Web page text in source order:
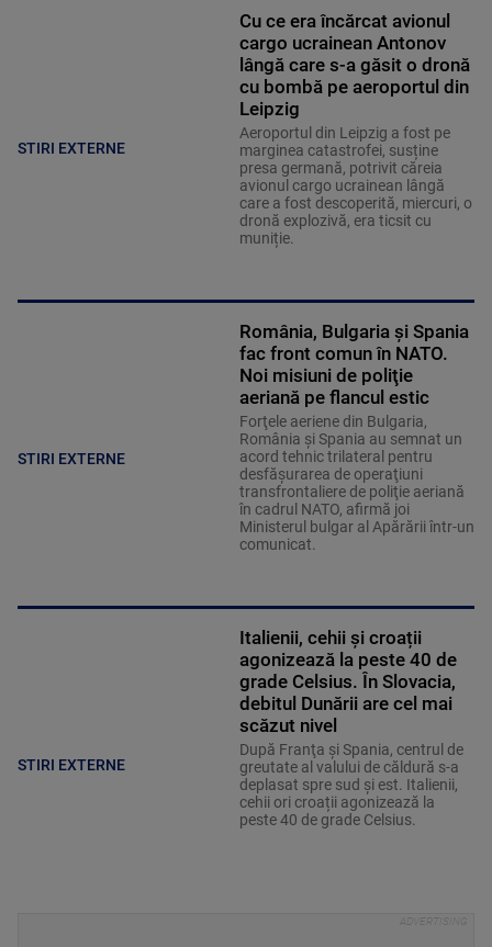
STIRI EXTERNE
Cu ce era încărcat avionul
cargo ucrainean Antonov
lângă care s-a găsit o dronă
cu bombă pe aeroportul din
Leipzig
Aeroportul din Leipzig a fost pe
marginea catastrofei, susține
presa germană, potrivit căreia
avionul cargo ucrainean lângă
care a fost descoperită, miercuri, o
dronă explozivă, era ticsit cu
muniție.
STIRI EXTERNE
România, Bulgaria şi Spania
fac front comun în NATO.
Noi misiuni de poliţie
aeriană pe flancul estic
Forţele aeriene din Bulgaria,
România şi Spania au semnat un
acord tehnic trilateral pentru
desfăşurarea de operaţiuni
transfrontaliere de poliţie aeriană
în cadrul NATO, afirmă joi
Ministerul bulgar al Apărării într-un
comunicat.
STIRI EXTERNE
Italienii, cehii și croații
agonizează la peste 40 de
grade Celsius. În Slovacia,
debitul Dunării are cel mai
scăzut nivel
După Franţa şi Spania, centrul de
greutate al valului de căldură s-a
deplasat spre sud şi est. Italienii,
cehii ori croații agonizează la
peste 40 de grade Celsius.